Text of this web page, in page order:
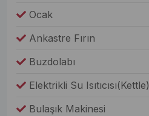
Ocak
Ankastre Fırın
Buzdolabı
Elektrikli Su Isıtıcısı(Kettle)
Bulaşık Makinesi